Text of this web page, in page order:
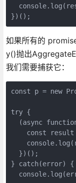
})();
如果所有的
y()抛出
我们需要捕获它：
const p = new
try {
(async
const
  })();
} catch(error) {